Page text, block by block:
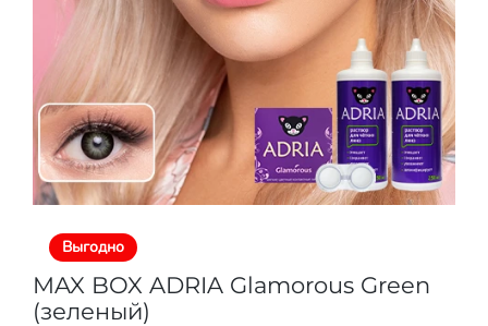
Выгодно
MAX BOX ADRIA Glamorous Green
(зеленый)